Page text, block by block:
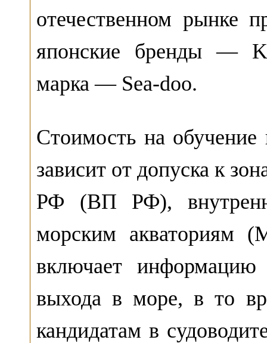
отечественном рынке
японские бренды —
марка — Sea-doo.
Стоимость на
зависит от допуска к
РФ (ВП РФ),
морским акваториям
включает
выхода в море, в то
кандидатам в